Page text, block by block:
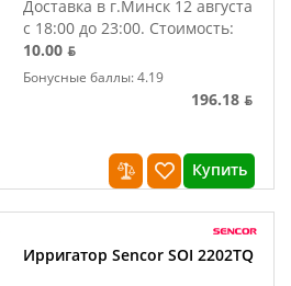
Доставка в г.Минск 12 августа
с 18:00 до 23:00. Стоимость:
10.00 ƃ
Бонусные баллы: 4.19
196.18 ƃ
Купить
Ирригатор Sencor SOI 2202TQ